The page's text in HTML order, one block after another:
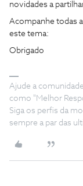
novidades a
Acompanhe todas
este tema:
Obrigado
Ajude a
como "Melhor
Siga os perfis da
sempre a par das